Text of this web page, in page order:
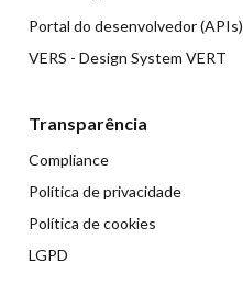
Portal do desenvolvedor (APIs)
VERS - Design System VERT
Transparência
Compliance
Política de privacidade
Política de cookies
LGPD